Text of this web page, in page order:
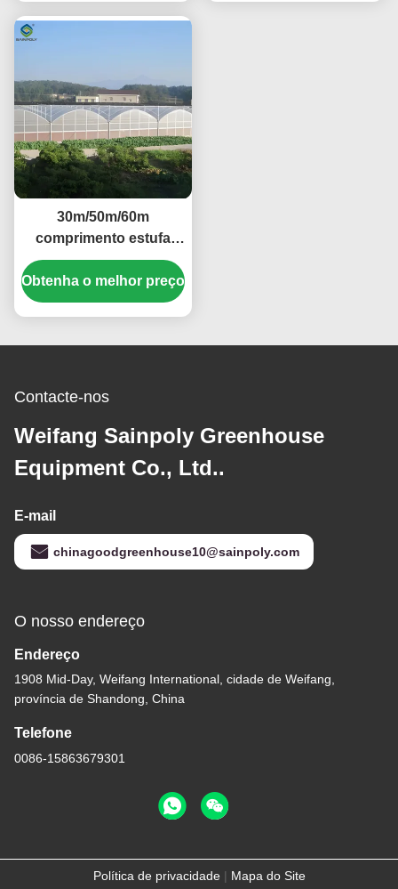
30m/50m/60m
comprimento estufa
multi-espans planta de
vegetais estufa de
película de plástico
Obtenha o melhor preço
Contacte-nos
Weifang Sainpoly Greenhouse
Equipment Co., Ltd..
E-mail
chinagoodgreenhouse10@sainpoly.com
O nosso endereço
Endereço
1908 Mid-Day, Weifang International, cidade de Weifang,
província de Shandong, China
Telefone
0086-15863679301
Política de privacidade| Mapa do Site